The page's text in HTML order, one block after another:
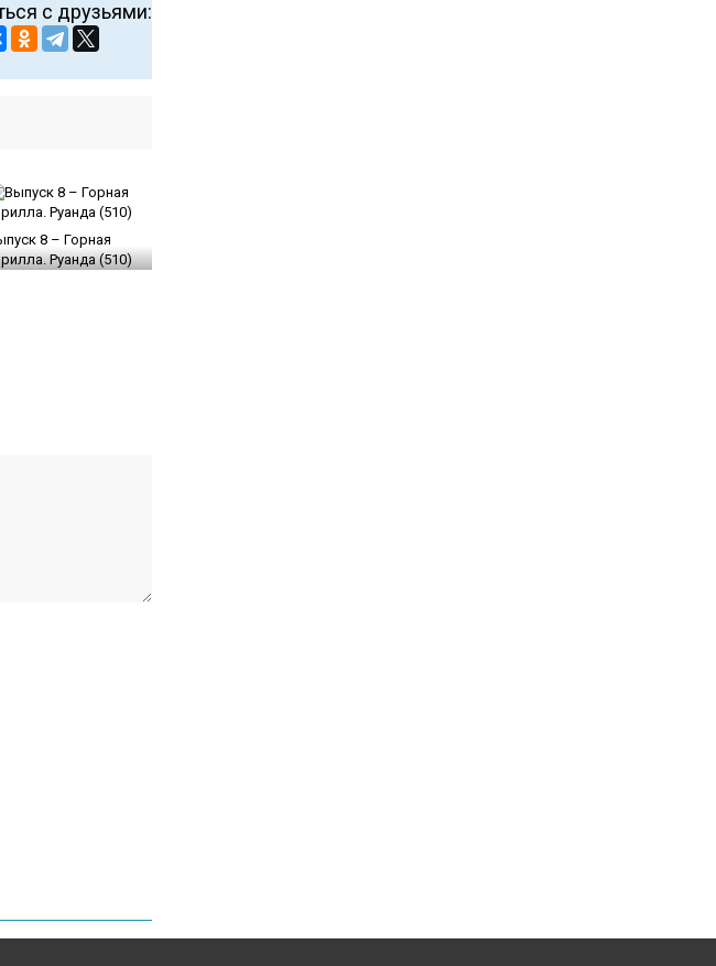
с друзьями:
8 – Горная
Руанда (510)